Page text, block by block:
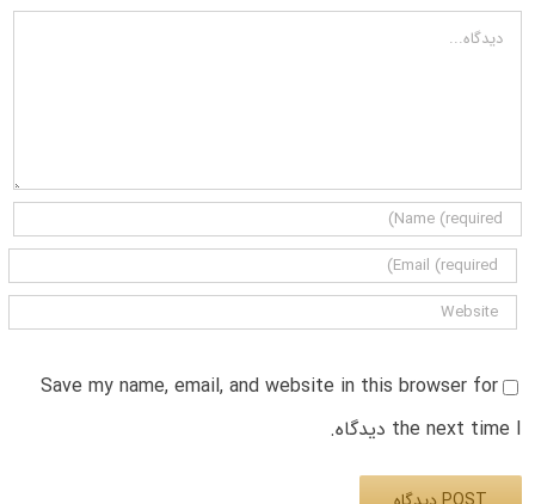
دیدگاه
Save my name, email, and website in this browser for
the next time I دیدگاه.